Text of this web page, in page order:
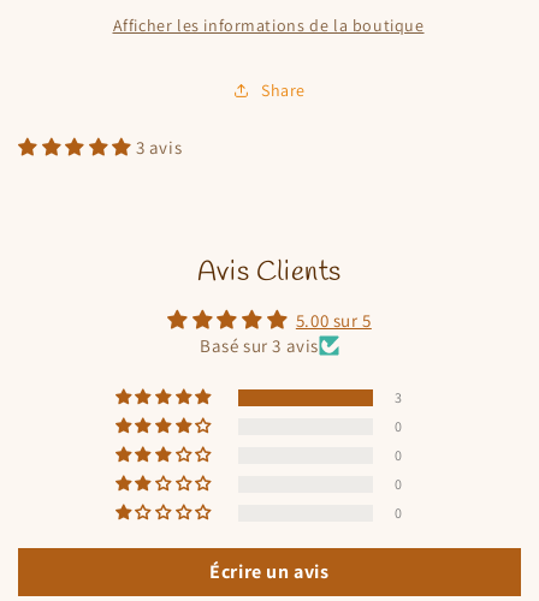
Afficher les informations de la boutique
Share
3 avis
Avis Clients
5.00 sur 5
Basé sur 3 avis
3
0
0
0
0
Écrire un avis